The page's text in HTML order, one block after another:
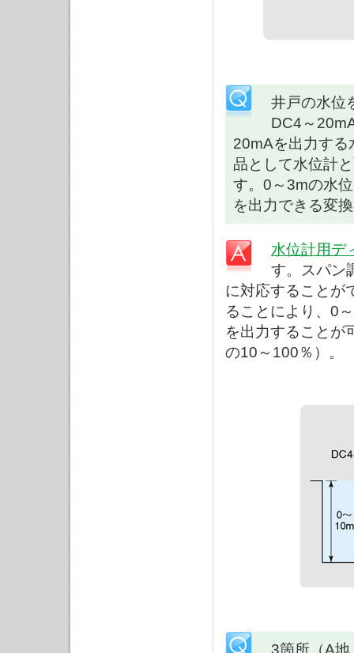
井戸の水位
DC4～
20mAを出力する
品として水位計
す。0～3mの水
を出力できる変
水位計用デ
す。スパン
に対応することが
ることにより、0
を出力することが
の10～100％）。
3箇所（A